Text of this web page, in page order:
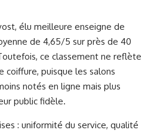
élu meilleure enseigne de
de 4,65/5 sur près de 40
ce classement ne reflète
coiffure, puisque les salons
notés en ligne mais plus
public fidèle.
: uniformité du service, qualité